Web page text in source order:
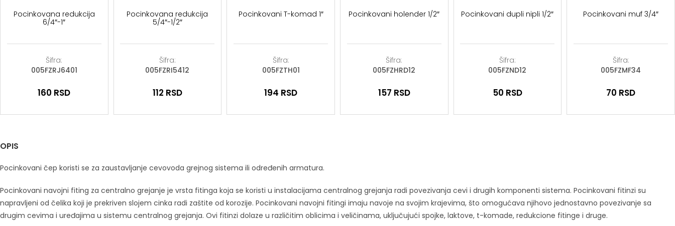
Pocinkovana redukcija
6/4″-1″
Šifra:
005FZRJ6401
160 RSD
Pocinkovana redukcija
5/4″-1/2″
Šifra:
005FZRI5412
112 RSD
Pocinkovani T-komad 1″
Šifra:
005FZTH01
194 RSD
Pocinkovani holender 1/2″
Šifra:
005FZHRD12
157 RSD
Pocinkovani dupli nipli 1/2″
Šifra:
005FZND12
50 RSD
Pocinkovani muf 3/4″
Šifra:
005FZMF34
70 RSD
OPIS
Pocinkovani čep koristi se za zaustavljanje cevovoda grejnog sistema ili određenih armatura.
Pocinkovani navojni fiting za centralno grejanje je vrsta fitinga koja se koristi u instalacijama centralnog grejanja radi povezivanja cevi i drugih komponenti sistema. Pocinkovani fitinzi su
napravljeni od čelika koji je prekriven slojem cinka radi zaštite od korozije. Pocinkovani navojni fitingi imaju navoje na svojim krajevima, što omogućava njihovo jednostavno povezivanje sa
drugim cevima i uređajima u sistemu centralnog grejanja. Ovi fitinzi dolaze u različitim oblicima i veličinama, uključujući spojke, laktove, t-komade, redukcione fitinge i druge.